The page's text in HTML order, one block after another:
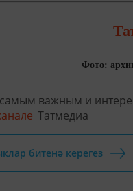
Фото:
самым важным и
Татмедиа
битенә керегез